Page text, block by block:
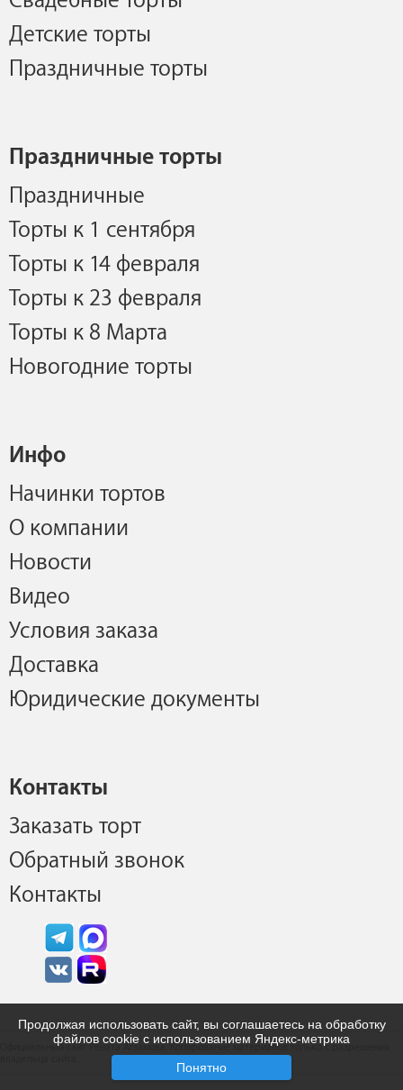
Детские торты
Праздничные торты
Праздничные торты
Праздничные
Торты к 1 сентября
Торты к 14 февраля
Торты к 23 февраля
Торты к 8 Марта
Новогодние торты
Инфо
Начинки тортов
О компании
Новости
Видео
Условия заказа
Доставка
Юридические документы
Контакты
Заказать торт
Обратный звонок
Контакты
Официальный сайт Рената Агзамова. Копирование материалов только с разрешения
Продолжая использовать сайт, вы соглашаетесь на обработку
файлов cookie с использованием Яндекс-метрика
Понятно